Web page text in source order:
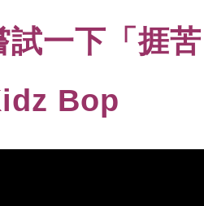
試一下「捱
Bop